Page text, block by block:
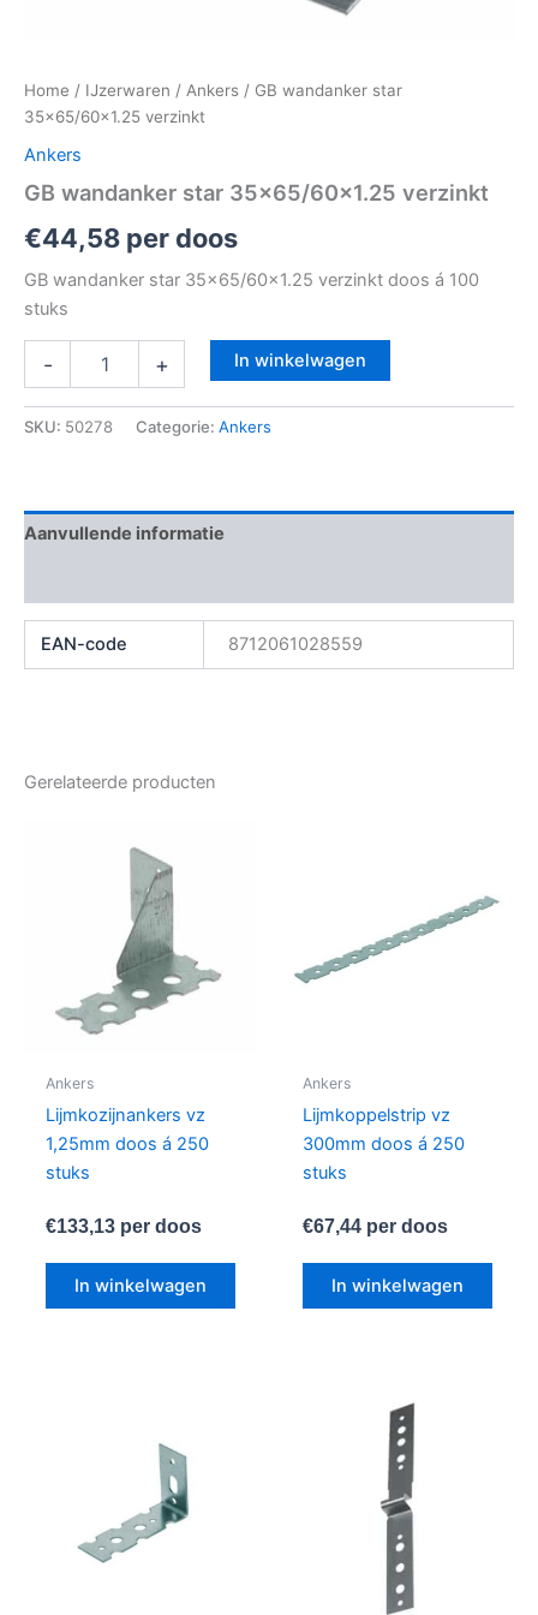
Home / IJzerwaren / Ankers / GB wandanker star
35×65/60×1.25 verzinkt
Ankers
GB wandanker star 35×65/60×1.25 verzinkt
€44,58 per doos
GB wandanker star 35×65/60×1.25 verzinkt doos á 100
stuks
- + In winkelwagen
SKU: 50278 Categorie: Ankers
Aanvullende informatie
EAN-code 8712061028559
Gerelateerde producten
Ankers
Lijmkozijnankers vz
1,25mm doos á 250
stuks
€133,13per doos
In winkelwagen
Ankers
Lijmkoppelstrip vz
300mm doos á 250
stuks
€67,44per doos
In winkelwagen